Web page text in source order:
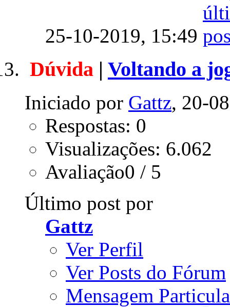
25-10-2019, 15:49
Dúvida | Voltando a
Iniciado por Gattz, 20-
Respostas: 0
Visualizações: 6.062
Avaliação0 / 5
Último post por
Gattz
Ver Perfil
Ver Posts do Fórum
Mensagem